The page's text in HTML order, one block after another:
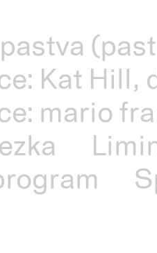
Kat Hill,
mario